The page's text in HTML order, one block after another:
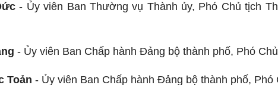
- Ủy viên Ban Thường vụ Thành ủy, Phó Chủ tịch
- Ủy viên Ban Chấp hành Đảng bộ thành phố, Phó
Toản - Ủy viên Ban Chấp hành Đảng bộ thành phố,